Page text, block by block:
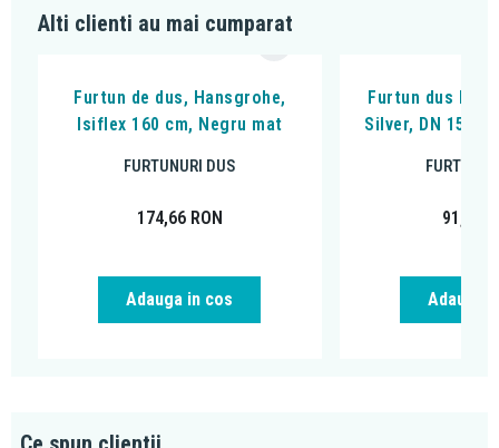
Alti clienti au mai cumparat
Furtun de dus, Hansgrohe,
Isiflex 160 cm, Negru mat
FURTUNURI DUS
174,66 RON
Adauga in cos
Furtun dus
Silver, DN 15,
91,18
Adauga